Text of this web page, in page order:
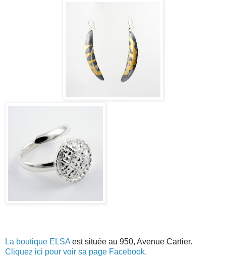
La boutique ELSAest située au 950, Avenue Cartier.
Cliquez ici pour voir sa page Facebook.